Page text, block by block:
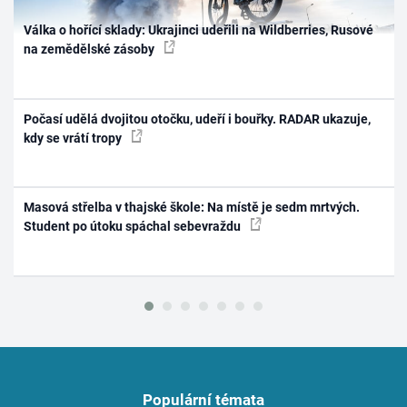
Válka o hořící sklady: Ukrajinci udeřili na Wildberries, Rusové
na zemědělské zásoby
Počasí udělá dvojitou otočku, udeří i bouřky. RADAR ukazuje,
kdy se vrátí tropy
Masová střelba v thajské škole: Na místě je sedm mrtvých.
Student po útoku spáchal sebevraždu
Populární témata